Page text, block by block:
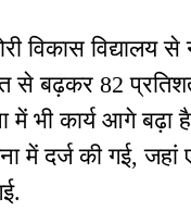
विकास
से बढ़कर 82
में भी कार्य आगे
में दर्ज की गई,